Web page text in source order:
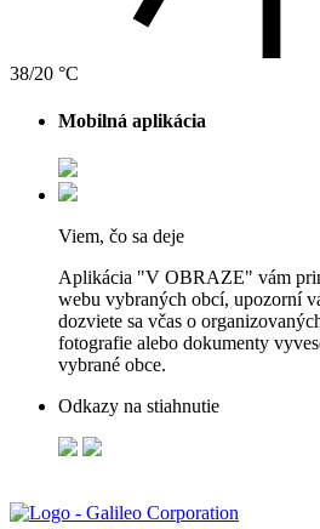
38/20 °C
Mobilná aplikácia
Viem, čo sa deje
Aplikácia "V OBRAZE" vám
webu vybraných obcí, upozorní
dozviete sa včas o
fotografie alebo dokumenty
vybrané obce.
Odkazy na stiahnutie